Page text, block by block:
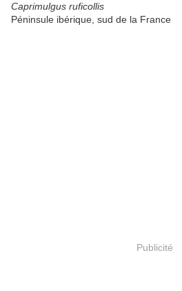
Caprimulgus ruficollis
Péninsule ibérique, sud de la France
Publicité